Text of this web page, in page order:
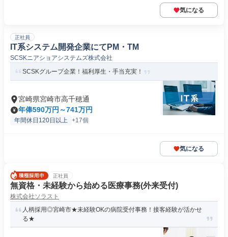
気になる
正社員
IT系システム開発企業にてPM・TM
SCSKニアショアシステムズ株式会社
SCSKグループ企業！福利厚生・手当充実！
宮崎県宮崎市高千穂通
年俸590万円～741万円
年間休日120日以上 +17個
気になる
正社員
無資格・未経験から始める医療事務(外来受付)
株式会社ソラスト
人柄採用◎宮崎市★未経験OKの病院受付事務！接客経験が活かせ
る★